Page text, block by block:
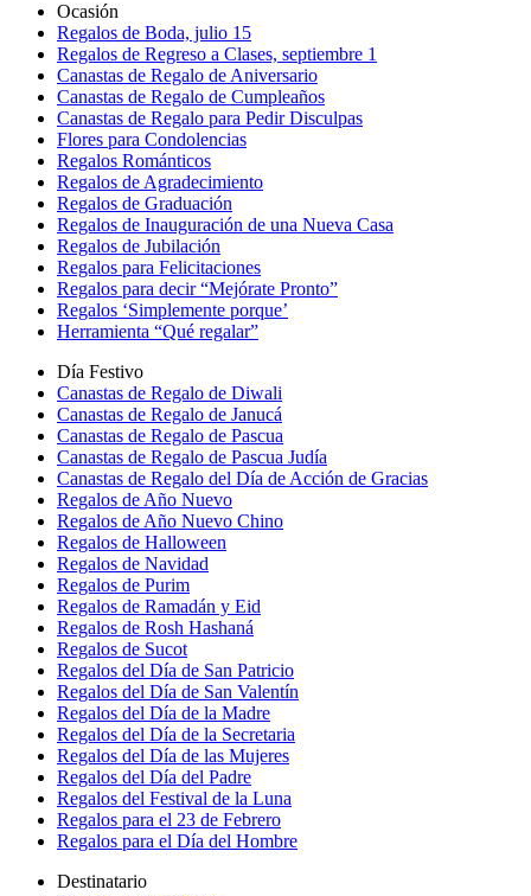
Ocasión
Regalos de Boda, julio 15
Regalos de Regreso a Clases, septiembre 1
Canastas de Regalo de Aniversario
Canastas de Regalo de Cumpleaños
Canastas de Regalo para Pedir Disculpas
Flores para Condolencias
Regalos Románticos
Regalos de Agradecimiento
Regalos de Graduación
Regalos de Inauguración de una Nueva Casa
Regalos de Jubilación
Regalos para Felicitaciones
Regalos para decir “Mejórate Pronto”
Regalos ‘Simplemente porque’
Herramienta “Qué regalar”
Día Festivo
Canastas de Regalo de Diwali
Canastas de Regalo de Janucá
Canastas de Regalo de Pascua
Canastas de Regalo de Pascua Judía
Canastas de Regalo del Día de Acción de Gracias
Regalos de Año Nuevo
Regalos de Año Nuevo Chino
Regalos de Halloween
Regalos de Navidad
Regalos de Purim
Regalos de Ramadán y Eid
Regalos de Rosh Hashaná
Regalos de Sucot
Regalos del Día de San Patricio
Regalos del Día de San Valentín
Regalos del Día de la Madre
Regalos del Día de la Secretaria
Regalos del Día de las Mujeres
Regalos del Día del Padre
Regalos del Festival de la Luna
Regalos para el 23 de Febrero
Regalos para el Día del Hombre
Destinatario